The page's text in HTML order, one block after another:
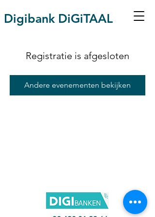
Digibank DiGiTAAL
Registratie is afgesloten
Andere evenementen bekijken